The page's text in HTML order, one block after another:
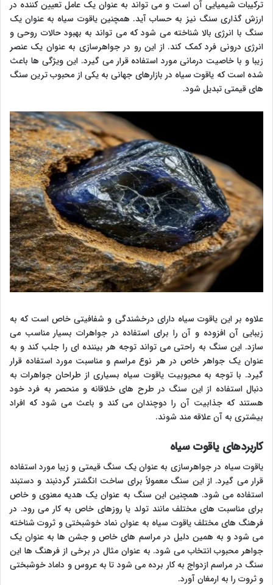
ترکیبات شیمیایی آن است و می تواند به عنوان یک عامل تعیین کننده در
ارزش گذاری سنگ نیز به حساب آید. همچنین یاقوت سیاه به عنوان یک
سنگ با انرژی بالا شناخته می شود که می تواند به بهبود حالات روحی و
انرژی درونی فرد کمک کند. از این رو در جواهرسازی به عنوان یک عنصر
زیبا و با خاصیت درمانی مورد استفاده قرار می گیرد. این ویژگی ها باعث
شده است که یاقوت سیاه در بازارهای جهانی به یکی از محبوب ترین سنگ
های قیمتی تبدیل شود.
علاوه بر این یاقوت سیاه دارای درخشندگی و شفافیتی خاص است که به
زیبایی آن افزوده و آن را برای استفاده در جواهرات بسیار مناسب می
سازد. این سنگ به راحتی می تواند توجه هر بیننده ای را جلب کند و به
عنوان یک جواهر خاص در هر نوع مراسم و مناسبت مورد استفاده قرار
گیرد. با توجه به محبوبیت یاقوت سیاه بسیاری از طراحان جواهرات به
دنبال استفاده از این سنگ در طرح های خلاقانه و منحصر به فرد خود
هستند که جذابیت آن را دوچندان می کند و باعث می شود که افراد
بیشتری به آن علاقه مند شوند.
کاربردهای یاقوت سیاه
یاقوت سیاه در جواهرسازی به عنوان یک سنگ قیمتی و زیبا مورد استفاده
قرار می گیرد. از این سنگ معمولاً برای ساخت انگشتر گردنبند و دستبند
استفاده می شود. همچنین این سنگ به عنوان یک هدیه معنوی و خاص
برای مناسبت های مختلف مانند تولد یا روزهای خاص به کار می رود. در
فرهنگ های مختلف یاقوت سیاه به عنوان نماد خوشبختی و ثروت شناخته
می شود و به همین دلیل در مراسم های خاص و جشن ها به عنوان یک
جواهر محبوب انتخاب می شود. به عنوان مثال در برخی از فرهنگ ها این
سنگ در مراسم ازدواج به کار برده می شود تا به عروس و داماد خوشبختی
و ثروت را به ارمغان آورد.